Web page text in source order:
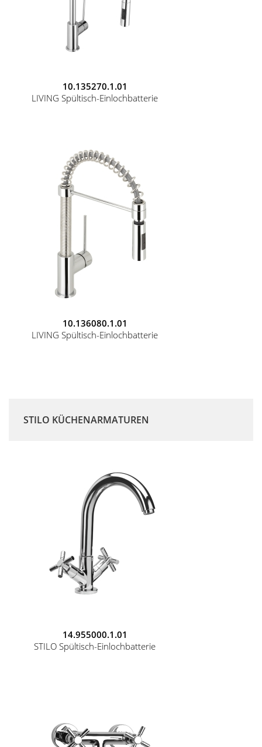
10.135270.1.01
LIVING Spültisch-Einlochbatterie
10.136080.1.01
LIVING Spültisch-Einlochbatterie
STILO KÜCHENARMATUREN
14.955000.1.01
STILO Spültisch-Einlochbatterie